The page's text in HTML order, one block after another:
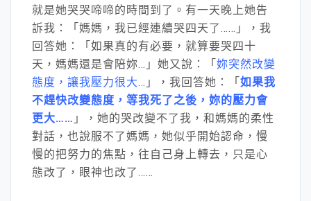
就是她哭哭啼啼的時間到了。有一天晚上她告
訴我：「媽媽，我已經連續哭四天了……」，我
回答她：「如果真的有必要，就算要哭四十
天，媽媽還是會陪妳…」她又說：「 妳突然改變
態度，讓我壓力很大… 」，我回答她：「 如果我
不趕快改變態度，等我死了之後，妳的壓力會
更大…… 」，她的哭改變不了我，和媽媽的柔性
對話，也說服不了媽媽，她似乎開始認命，慢
慢的把努力的焦點，往自己身上轉去，只是心
態改了，眼神也改了……